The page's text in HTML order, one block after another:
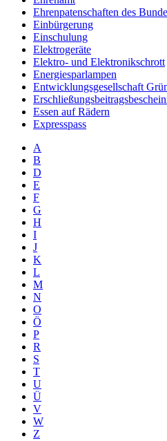
Ehrenpatenschaften des
Einbürgerung
Einschulung
Elektrogeräte
Elektro- und Elektronikschrott
Energiesparlampen
Entwicklungsgesellschaft
Essen auf Rädern
Expresspass
A
B
D
E
F
G
H
I
J
K
L
M
N
O
Ö
P
R
S
T
U
Ü
V
W
Z